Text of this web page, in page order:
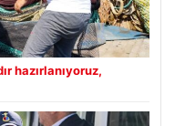
hazırlanıyoruz,